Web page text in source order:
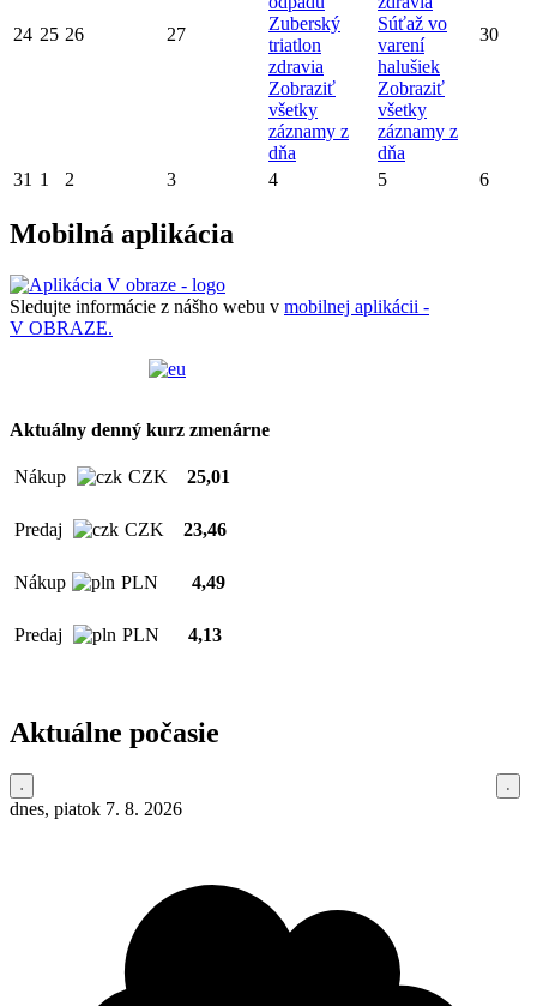
24 25 26 27
Zuberský
triatlon
zdravia
Zobraziť
všetky
záznamy z
dňa
Súťaž vo
varení
halušiek
Zobraziť
všetky
záznamy z
dňa
30
31 1 2 3 4 5 6
Mobilná aplikácia
Sledujte informácie z nášho webu v mobilnej aplikácii -
V OBRAZE.
Aktuálny denný kurz zmenárne
Nákup CZK 25,01
Predaj CZK 23,46
Nákup PLN 4,49
Predaj PLN 4,13
Aktuálne počasie
dnes, piatok 7. 8. 2026